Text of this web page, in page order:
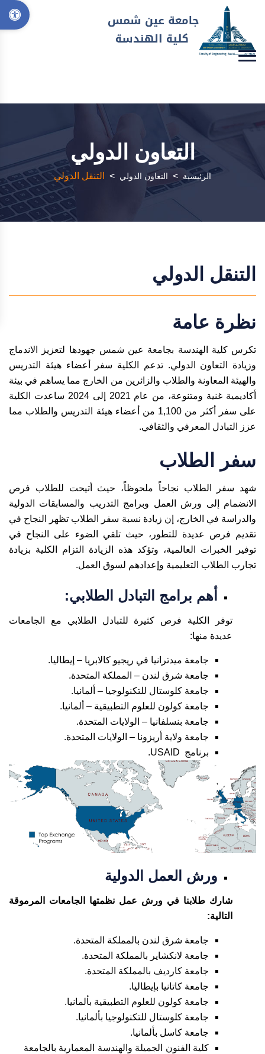
التعاون الدولي
الرئيسية > التعاون الدولي > التنقل الدولي
التنقل الدولي
نظرة عامة
تكرس كلية الهندسة بجامعة عين شمس جهودها لتعزيز الاندماج
وزيادة التعاون الدولي. تدعم الكلية سفر أعضاء هيئة التدريس
والهيئة المعاونة والطلاب والزائرين من الخارج مما يساهم في بيئة
أكاديمية غنية ومتنوعة، من عام 2021 إلى 2024 ساعدت الكلية
على سفر أكثر من 1,100 من أعضاء هيئة التدريس والطلاب مما
عزز التبادل المعرفي والثقافي.
سفر الطلاب
شهد سفر الطلاب نجاحاً ملحوظاً، حيث أتيحت للطلاب فرص
الانضمام إلى ورش العمل وبرامج التدريب والمسابقات الدولية
والدراسة في الخارج، إن زيادة نسبة سفر الطلاب تظهر النجاح في
تقديم فرص عديدة للتطور، حيث تلقي الضوء على النجاح في
توفير الخبرات العالمية، وتؤكد هذه الزيادة التزام الكلية بزيادة
تجارب الطلاب التعليمية وإعدادهم لسوق العمل.
أهم برامج التبادل الطلابي:
توفر الكلية فرص كثيرة للتبادل الطلابي مع الجامعات
عديدة منها:
جامعة ميدترانيا في ريجيو كالابريا – إيطاليا.
جامعة شرق لندن – المملكة المتحدة.
جامعة كلوستال للتكنولوجيا – ألمانيا.
جامعة كولون للعلوم التطبيقية – ألمانيا.
جامعة بنسلفانيا – الولايات المتحدة.
جامعة ولاية أريزونا – الولايات المتحدة.
برنامج USAID.
ورش العمل الدولية
شارك طلابنا في ورش عمل نظمتها الجامعات المرموقة
التالية:
جامعة شرق لندن بالمملكة المتحدة.
جامعة لانكشاير بالمملكة المتحدة.
جامعة كارديف بالمملكة المتحدة.
جامعة كاتانيا بإيطاليا.
جامعة كولون للعلوم التطبيقية بألمانيا.
جامعة كلوستال للتكنولوجيا بألمانيا.
جامعة كاسل بألمانيا.
كلية الفنون الجميلة والهندسة المعمارية بالجامعة